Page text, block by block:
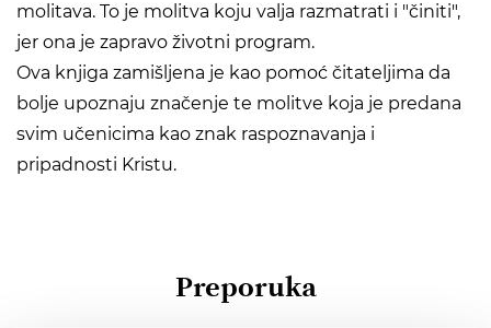
molitava. To je molitva koju valja razmatrati i "činiti",
jer ona je zapravo životni program.
Ova knjiga zamišljena je kao pomoć čitateljima da
bolje upoznaju značenje te molitve koja je predana
svim učenicima kao znak raspoznavanja i
pripadnosti Kristu.
Preporuka